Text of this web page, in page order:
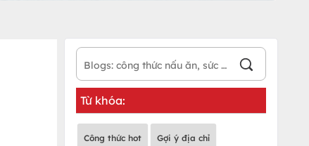
Từ khóa:
Công thức hot Gợi ý địa chỉ